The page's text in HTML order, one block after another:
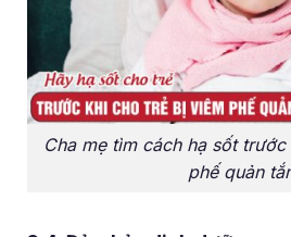
Cha mẹ tìm cách hạ sốt
phế quản